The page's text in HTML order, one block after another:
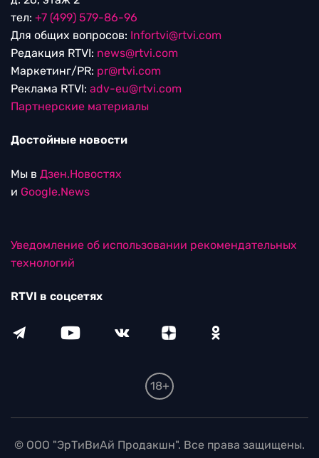
тел: +7 (499) 579-86-96
Для общих вопросов: Infortvi@rtvi.com
Редакция RTVI: news@rtvi.com
Маркетинг/PR: pr@rtvi.com
Реклама RTVI: adv-eu@rtvi.com
Партнерские материалы
Достойные новости
Мы в Дзен.Новостях
и Google.News
Уведомление об использовании рекомендательных
технологий
RTVI в соцсетях
18+
© ООО "ЭрТиВиАй Продакшн". Все права защищены.